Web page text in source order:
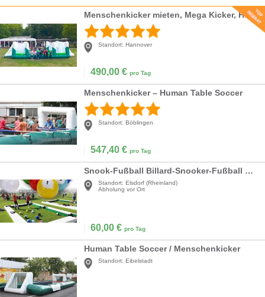
Menschenkicker mieten, Mega Kicker, Human Soccer, Preis inkl. MwSt.!
Standort: Hannover
490,00 € pro Tag
Menschenkicker – Human Table Soccer
Standort: Böblingen
547,40 € pro Tag
Snook-Fußball Billard-Snooker-Fußball Snooker-Ball riesiger Snooker-Fußball Straßenspiel Sport
Standort: Elsdorf (Rheinland)
Abholung vor Ort
60,00 € pro Tag
Human Table Soccer / Menschenkicker
Standort: Eibelstadt